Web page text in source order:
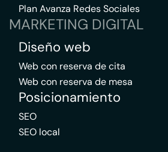
Plan Avanza Redes Sociales
MARKETING DIGITAL
Diseño web
Web con reserva de cita
Web con reserva de mesa
Posicionamiento
SEO
SEO local